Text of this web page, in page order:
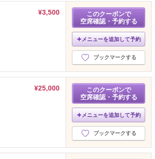
¥3,500
このクーポンで
空席確認・予約する
メニューを追加して予約
ブックマークする
¥25,000
このクーポンで
空席確認・予約する
メニューを追加して予約
ブックマークする